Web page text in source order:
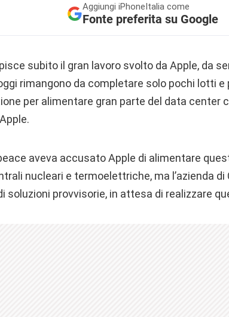
Aggiungi iPhoneItalia come
Fonte preferita su Google
subito il gran lavoro svolto da Apple, da
rimangono da completare solo pochi lotti
per alimentare gran parte del data center
aveva accusato Apple di alimentare
nucleari e termoelettriche, ma l’azienda
soluzioni provvisorie, in attesa di realizzare